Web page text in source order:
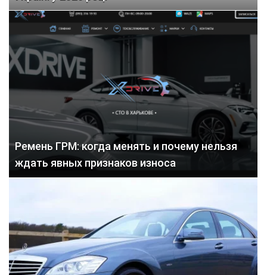
Ремень ГРМ: когда менять и почему нельзя
ждать явных признаков износа